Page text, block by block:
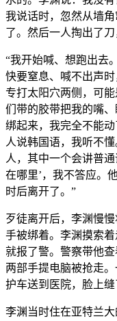
我说话时，忽然从墙
了。然后一人掏出了
“我开始喊、想跑出去
快要窒息、喊不出声
专打太阳穴两侧，可
们带的胶带把我的嘴
绑起来，我完全不能
人说韩国语，我听不
人，其中一个会讲普
在哪里’，我不答应。
时后离开了。”
歹徒离开后，李渊慢
手被绑着。李渊摸索
就报了警。警察带他
两部手提电脑被抢走
护车送到医院，脸上缝
李渊当时住在亚特兰